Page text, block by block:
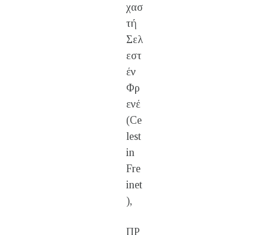
χασ
τή
Σελ
εστ
έν
Φρ
ενέ
(Ce
lest
in
Fre
inet
),
ΠΡ